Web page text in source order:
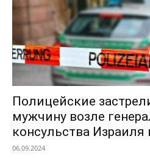
Полицейские
мужчину возле
консульства
06.09.2024